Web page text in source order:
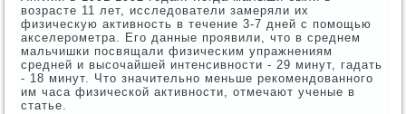
возрасте 11 лет, исследователи замеряли их
физическую активность в течение 3-7 дней с помощью
акселерометра. Его данные проявили, что в среднем
мальчишки посвящали физическим упражнениям
средней и высочайшей интенсивности - 29 минут, гадать
- 18 минут. Что значительно меньше рекомендованного
им часа физической активности, отмечают ученые в
статье.